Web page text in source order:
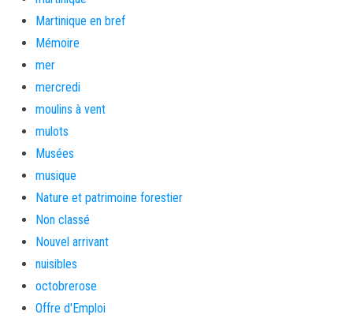
Martinique en bref
Mémoire
mer
mercredi
moulins à vent
mulots
Musées
musique
Nature et patrimoine forestier
Non classé
Nouvel arrivant
nuisibles
octobrerose
Offre d'Emploi